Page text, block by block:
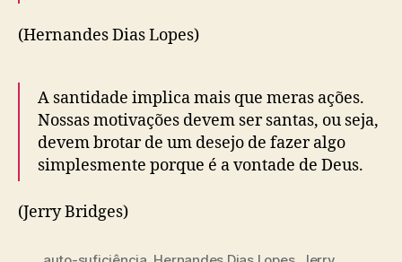
(Hernandes Dias Lopes)
A santidade implica mais que meras ações.
Nossas motivações devem ser santas, ou seja,
devem brotar de um desejo de fazer algo
simplesmente porque é a vontade de Deus.
(Jerry Bridges)